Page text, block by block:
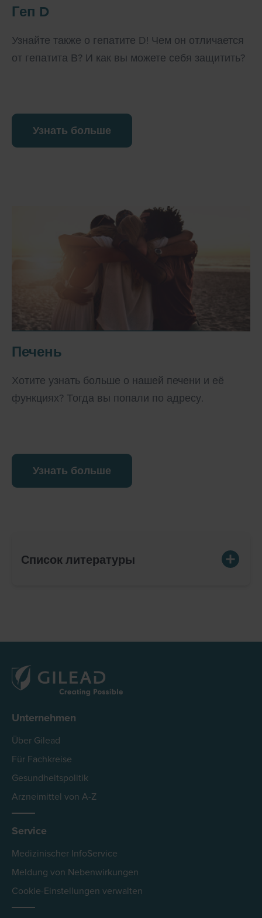
Геп D
Узнайте также о гепатите D! Чем он отличается
от гепатита В? И как вы можете себя защитить?
Узнать больше
Печень
Хотите узнать больше о нашей печени и её
функциях? Тогда вы попали по адресу.
Узнать больше
Список литературы
Unternehmen
Über Gilead
Für Fachkreise
Gesundheitspolitik
Arzneimittel von A-Z
Service
Medizinischer InfoService
Meldung von Nebenwirkungen
Cookie-Einstellungen verwalten